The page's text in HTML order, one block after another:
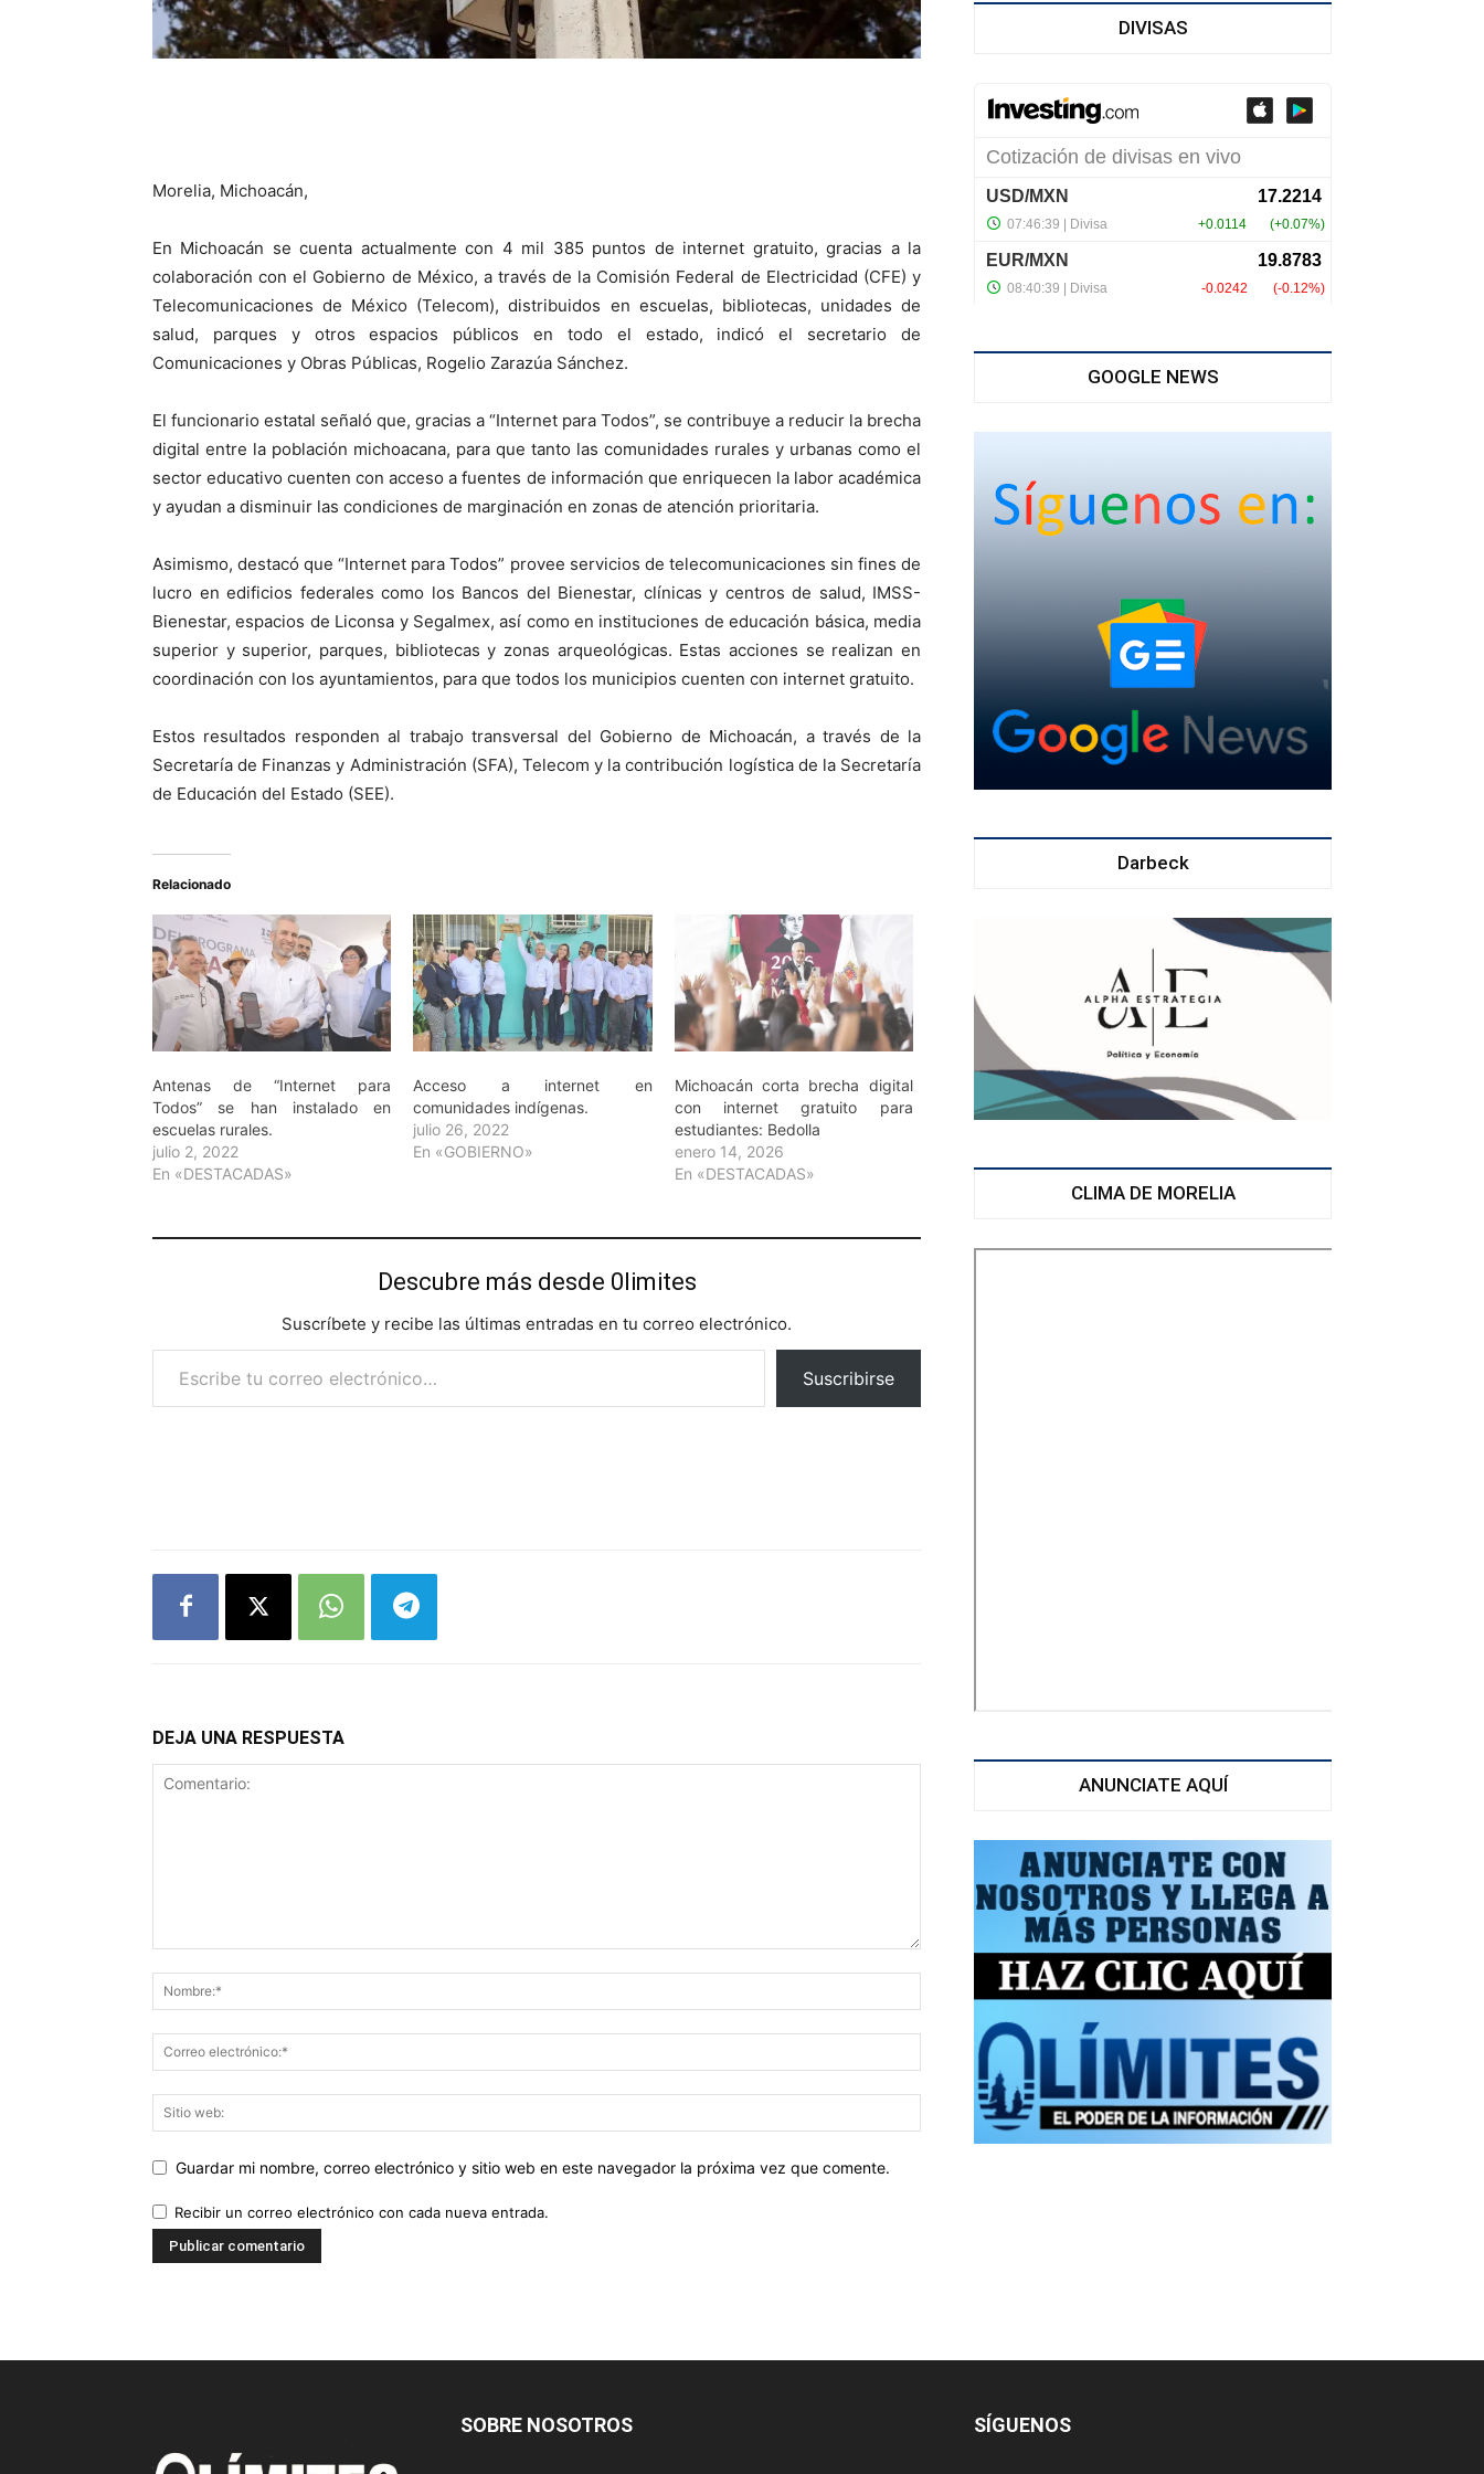
Morelia, Michoacán,
En Michoacán se cuenta actualmente con 4 mil 385 puntos de internet gratuito, gracias a la
colaboración con el Gobierno de México, a través de la Comisión Federal de Electricidad (CFE) y
Telecomunicaciones de México (Telecom), distribuidos en escuelas, bibliotecas, unidades de
salud, parques y otros espacios públicos en todo el estado, indicó el secretario de
Comunicaciones y Obras Públicas, Rogelio Zarazúa Sánchez.
El funcionario estatal señaló que, gracias a “Internet para Todos”, se contribuye a reducir la brecha
digital entre la población michoacana, para que tanto las comunidades rurales y urbanas como el
sector educativo cuenten con acceso a fuentes de información que enriquecen la labor académica
y ayudan a disminuir las condiciones de marginación en zonas de atención prioritaria.
Asimismo, destacó que “Internet para Todos” provee servicios de telecomunicaciones sin fines de
lucro en edificios federales como los Bancos del Bienestar, clínicas y centros de salud, IMSS-
Bienestar, espacios de Liconsa y Segalmex, así como en instituciones de educación básica, media
superior y superior, parques, bibliotecas y zonas arqueológicas. Estas acciones se realizan en
coordinación con los ayuntamientos, para que todos los municipios cuenten con internet gratuito.
Estos resultados responden al trabajo transversal del Gobierno de Michoacán, a través de la
Secretaría de Finanzas y Administración (SFA), Telecom y la contribución logística de la Secretaría
de Educación del Estado (SEE).
Relacionado
Antenas de “Internet para
Todos” se han instalado en
escuelas rurales.
julio 2, 2022
En «DESTACADAS»
Acceso a internet en
comunidades indígenas.
julio 26, 2022
En «GOBIERNO»
Michoacán corta brecha digital
con internet gratuito para
estudiantes: Bedolla
enero 14, 2026
En «DESTACADAS»
Descubre más desde 0limites
Suscríbete y recibe las últimas entradas en tu correo electrónico.
Escribe tu correo electrónico…
Suscribirse
DEJA UNA RESPUESTA
Guardar mi nombre, correo electrónico y sitio web en este navegador la próxima vez que comente.
Recibir un correo electrónico con cada nueva entrada.
DIVISAS
GOOGLE NEWS
Darbeck
CLIMA DE MORELIA
ANUNCIATE AQUÍ
SOBRE NOSOTROS SÍGUENOS